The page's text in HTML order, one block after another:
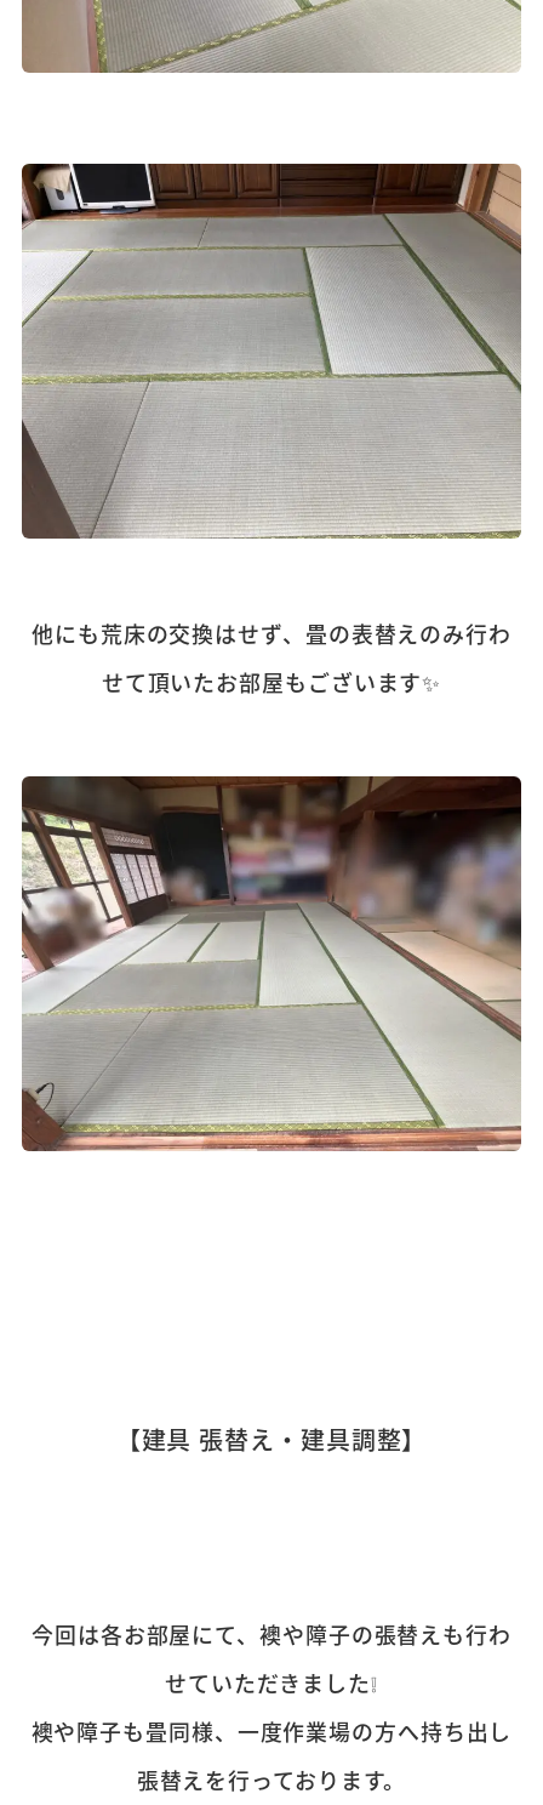
他にも荒床の交換はせず、畳の表替えのみ行わ
せて頂いたお部屋もございます✨
【建具 張替え・建具調整】
今回は各お部屋にて、襖や障子の張替えも行わ
せていただきました❕
襖や障子も畳同様、一度作業場の方へ持ち出し
張替えを行っております。